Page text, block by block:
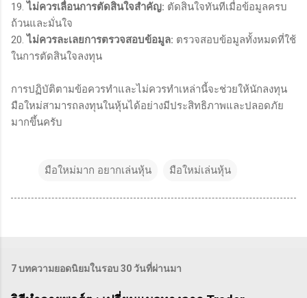
19. ไม่ควรเลื่อนการตัดสินใจสำคัญ: ตัดสินใจทันทีเมื่อข้อมูลครบ
ถ้วนและมั่นใจ
20. ไม่ควรละเลยการตรวจสอบข้อมูล: ตรวจสอบข้อมูลทั้งหมดที่ใช้
ในการตัดสินใจลงทุน
การปฏิบัติตามข้อควรทำและไม่ควรทำเหล่านี้จะช่วยให้นักลงทุน
มือใหม่สามารถลงทุนในหุ้นได้อย่างมีประสิทธิภาพและปลอดภัย
มากขึ้นครับ
มือใหม่มาก อยากเล่นหุ้น มือใหม่เล่นหุ้น
7 บทความยอดนิยมในรอบ 30 วันที่ผ่านมา